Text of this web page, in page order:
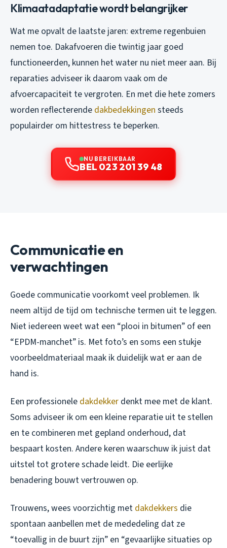
Klimaatadaptatie wordt belangrijker
Wat me opvalt de laatste jaren: extreme regenbuien
nemen toe. Dakafvoeren die twintig jaar goed
functioneerden, kunnen het water nu niet meer aan. Bij
reparaties adviseer ik daarom vaak om de
afvoercapaciteit te vergroten. En met die hete zomers
worden reflecterende dakbedekkingen steeds
populairder om hittestress te beperken.
NU BEREIKBAAR
BEL 023 201 39 48
Communicatie en
verwachtingen
Goede communicatie voorkomt veel problemen. Ik
neem altijd de tijd om technische termen uit te leggen.
Niet iedereen weet wat een “plooi in bitumen” of een
“EPDM-manchet” is. Met foto’s en soms een stukje
voorbeeldmateriaal maak ik duidelijk wat er aan de
hand is.
Een professionele dakdekker denkt mee met de klant.
Soms adviseer ik om een kleine reparatie uit te stellen
en te combineren met gepland onderhoud, dat
bespaart kosten. Andere keren waarschuw ik juist dat
uitstel tot grotere schade leidt. Die eerlijke
benadering bouwt vertrouwen op.
Trouwens, wees voorzichtig met dakdekkers die
spontaan aanbellen met de mededeling dat ze
“toevallig in de buurt zijn” en “gevaarlijke situaties op